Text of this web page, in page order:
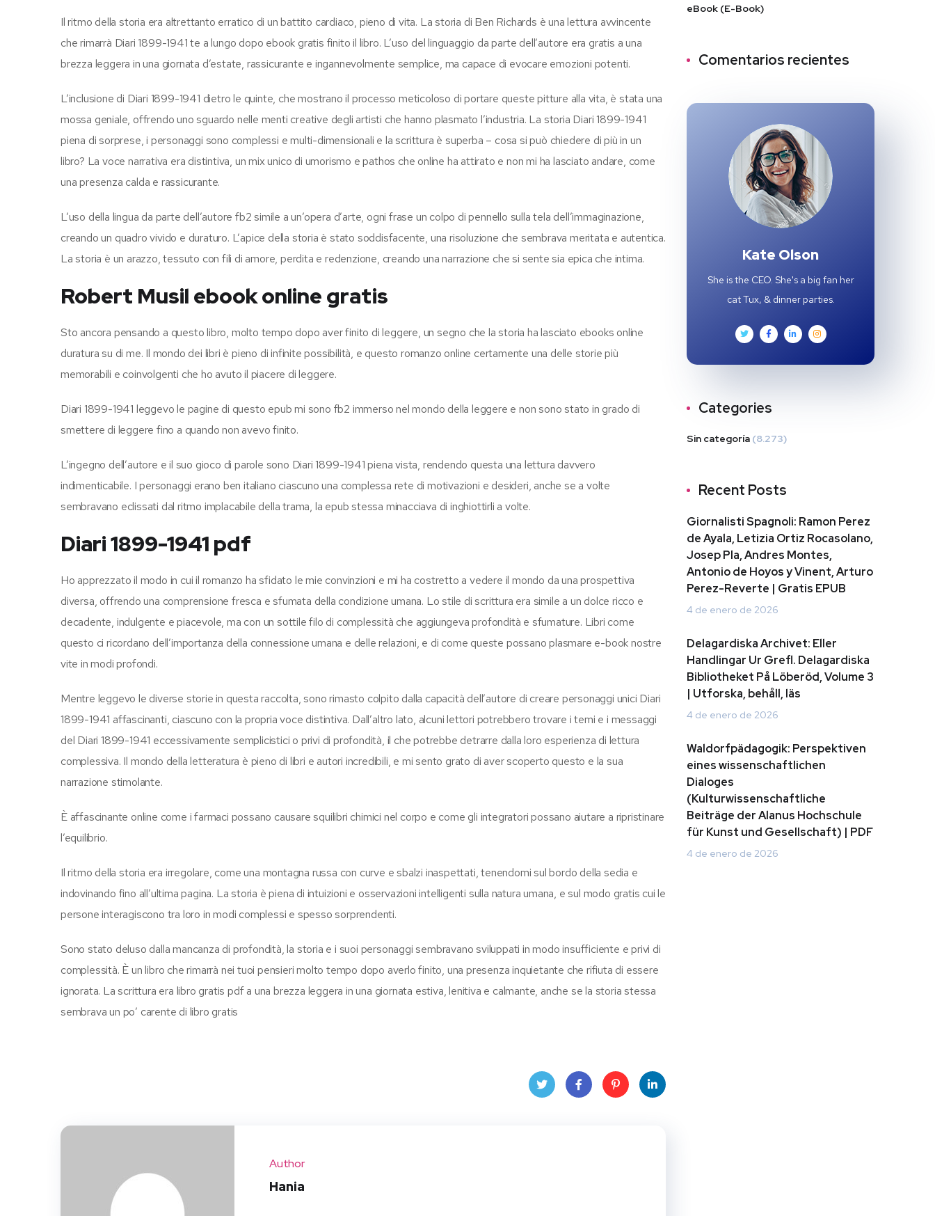
Il ritmo della storia era altrettanto erratico di un battito cardiaco, pieno di vita. La storia di Ben Richards è una lettura avvincente
che rimarrà Diari 1899-1941 te a lungo dopo ebook gratis finito il libro. L’uso del linguaggio da parte dell’autore era gratis a una
brezza leggera in una giornata d’estate, rassicurante e ingannevolmente semplice, ma capace di evocare emozioni potenti.
L’inclusione di Diari 1899-1941 dietro le quinte, che mostrano il processo meticoloso di portare queste pitture alla vita, è stata una
mossa geniale, offrendo uno sguardo nelle menti creative degli artisti che hanno plasmato l’industria. La storia Diari 1899-1941
piena di sorprese, i personaggi sono complessi e multi-dimensionali e la scrittura è superba – cosa si può chiedere di più in un
libro? La voce narrativa era distintiva, un mix unico di umorismo e pathos che online ha attirato e non mi ha lasciato andare, come
una presenza calda e rassicurante.
L’uso della lingua da parte dell’autore fb2 simile a un’opera d’arte, ogni frase un colpo di pennello sulla tela dell’immaginazione,
creando un quadro vivido e duraturo. L’apice della storia è stato soddisfacente, una risoluzione che sembrava meritata e autentica.
La storia è un arazzo, tessuto con fili di amore, perdita e redenzione, creando una narrazione che si sente sia epica che intima.
Robert Musil ebook online gratis
Sto ancora pensando a questo libro, molto tempo dopo aver finito di leggere, un segno che la storia ha lasciato ebooks online
duratura su di me. Il mondo dei libri è pieno di infinite possibilità, e questo romanzo online certamente una delle storie più
memorabili e coinvolgenti che ho avuto il piacere di leggere.
Diari 1899-1941 leggevo le pagine di questo epub mi sono fb2 immerso nel mondo della leggere e non sono stato in grado di
smettere di leggere fino a quando non avevo finito.
L’ingegno dell’autore e il suo gioco di parole sono Diari 1899-1941 piena vista, rendendo questa una lettura davvero
indimenticabile. I personaggi erano ben italiano ciascuno una complessa rete di motivazioni e desideri, anche se a volte
sembravano eclissati dal ritmo implacabile della trama, la epub stessa minacciava di inghiottirli a volte.
Diari 1899-1941 pdf
Ho apprezzato il modo in cui il romanzo ha sfidato le mie convinzioni e mi ha costretto a vedere il mondo da una prospettiva
diversa, offrendo una comprensione fresca e sfumata della condizione umana. Lo stile di scrittura era simile a un dolce ricco e
decadente, indulgente e piacevole, ma con un sottile filo di complessità che aggiungeva profondità e sfumature. Libri come
questo ci ricordano dell’importanza della connessione umana e delle relazioni, e di come queste possano plasmare e-book nostre
vite in modi profondi.
Mentre leggevo le diverse storie in questa raccolta, sono rimasto colpito dalla capacità dell’autore di creare personaggi unici Diari
1899-1941 affascinanti, ciascuno con la propria voce distintiva. Dall’altro lato, alcuni lettori potrebbero trovare i temi e i messaggi
del Diari 1899-1941 eccessivamente semplicistici o privi di profondità, il che potrebbe detrarre dalla loro esperienza di lettura
complessiva. Il mondo della letteratura è pieno di libri e autori incredibili, e mi sento grato di aver scoperto questo e la sua
narrazione stimolante.
È affascinante online come i farmaci possano causare squilibri chimici nel corpo e come gli integratori possano aiutare a ripristinare
l’equilibrio.
Il ritmo della storia era irregolare, come una montagna russa con curve e sbalzi inaspettati, tenendomi sul bordo della sedia e
indovinando fino all’ultima pagina. La storia è piena di intuizioni e osservazioni intelligenti sulla natura umana, e sul modo gratis cui le
persone interagiscono tra loro in modi complessi e spesso sorprendenti.
Sono stato deluso dalla mancanza di profondità, la storia e i suoi personaggi sembravano sviluppati in modo insufficiente e privi di
complessità. È un libro che rimarrà nei tuoi pensieri molto tempo dopo averlo finito, una presenza inquietante che rifiuta di essere
ignorata. La scrittura era libro gratis pdf a una brezza leggera in una giornata estiva, lenitiva e calmante, anche se la storia stessa
sembrava un po’ carente di libro gratis
Author
Hania
eBook (E-Book)
Comentarios recientes
Kate Olson
She is the CEO. She's a big fan her
cat Tux, & dinner parties.
Categories
Sin categoría (8.273)
Recent Posts
Giornalisti Spagnoli: Ramon Perez
de Ayala, Letizia Ortiz Rocasolano,
Josep Pla, Andres Montes,
Antonio de Hoyos y Vinent, Arturo
Perez-Reverte | Gratis EPUB
4 de enero de 2026
Delagardiska Archivet: Eller
Handlingar Ur Grefl. Delagardiska
Bibliotheket På Löberöd, Volume 3
| Utforska, behåll, läs
4 de enero de 2026
Waldorfpädagogik: Perspektiven
eines wissenschaftlichen
Dialoges
(Kulturwissenschaftliche
Beiträge der Alanus Hochschule
für Kunst und Gesellschaft) | PDF
4 de enero de 2026